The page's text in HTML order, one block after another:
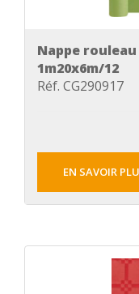
Nappe
1m20x6m/12
Réf. CG290917
EN SAVOIR